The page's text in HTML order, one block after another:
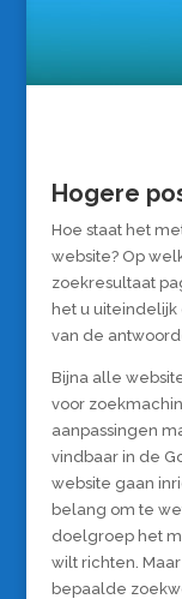
Hogere
Hoe staat het
website? Op
zoekresultaat
het u uiteindelijk
van de
Bijna alle
voor
aanpassingen
vindbaar in de
website gaan
belang om te
doelgroep het
wilt richten.
bepaalde